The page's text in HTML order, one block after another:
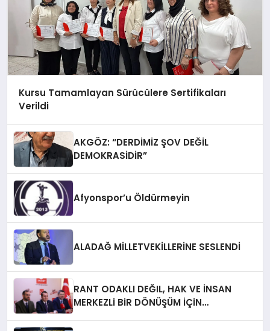
Kursu Tamamlayan Sürücülere Sertifikaları
Verildi
AKGÖZ: “DERDİMİZ ŞOV DEĞİL
DEMOKRASİDİR”
Afyonspor’u Öldürmeyin
ALADAĞ MİLLETVEKİLLERİNE SESLENDİ
RANT ODAKLI DEĞIL, HAK VE İNSAN
MERKEZLi BiR DÖNÜŞÜM İÇiN